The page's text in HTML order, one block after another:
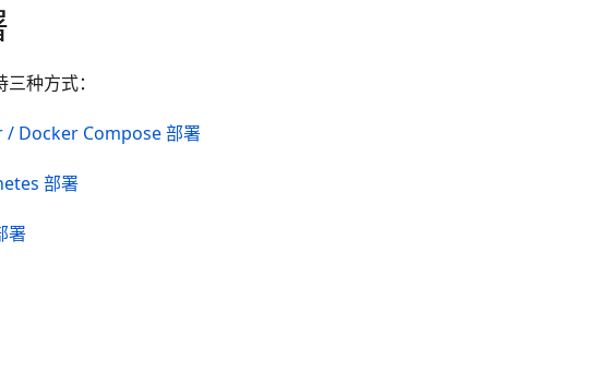
种方式：
/ Docker Compose 部署
部署
署